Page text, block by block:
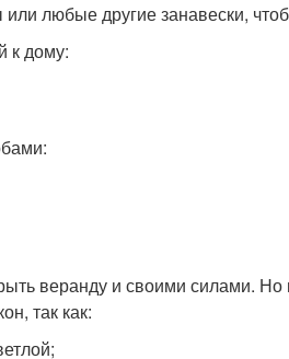
любые другие занавески,
к дому:
веранду и своими силами. Но
так как: